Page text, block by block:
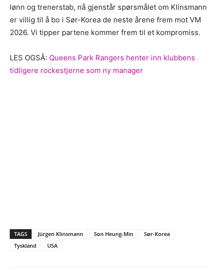
lønn og trenerstab, nå gjenstår spørsmålet om Klinsmann
er villig til å bo i Sør-Korea de neste årene frem mot VM
2026. Vi tipper partene kommer frem til et kompromiss.
LES OGSÅ: Queens Park Rangers henter inn klubbens
tidligere rockestjerne som ny manager
TAGS Jürgen Klinsmann Son Heung-Min
Sør-Korea
Tyskland
USA